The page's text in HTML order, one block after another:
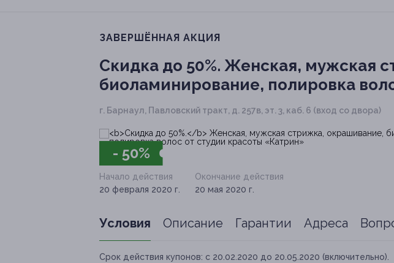
ЗАВЕРШЁННАЯ АКЦИЯ
Скидка до 50%. Женская, мужская
биоламинирование, полировка
г. Барнаул, Павловский тракт, д. 257в, эт. 3, каб. 6 (вход со двора)
- 50%
Начало действия
20 февраля 2020 г.
Окончание действия
20 мая 2020 г.
Условия Описание Гарантии Адреса
Срок действия купонов: с 20.02.2020 до 20.05.2020 (включительно).